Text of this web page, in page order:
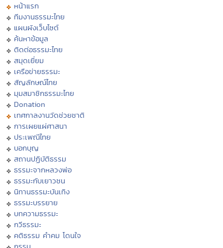
หน้าแรก
ทีมงานธรรมะไทย
แผนผังเว็บไซต์
ค้นหาข้อมูล
ติดต่อธรรมะไทย
สมุดเยี่ยม
เครือข่ายธรรมะ
สัญลักษณ์ไทย
มุมสมาชิกธรรมะไทย
Donation
เทศกาลงานวัดช่วยชาติ
การเผยแผ่ศาสนา
ประเพณีไทย
บอกบุญ
สถานปฏิบัติธรรม
ธรรมะจากหลวงพ่อ
ธรรมะกับเยาวชน
นิทานธรรมะบันเทิง
ธรรมะบรรยาย
บทความธรรมะ
กวีธรรมะ
คติธรรม คำคม โดนใจ